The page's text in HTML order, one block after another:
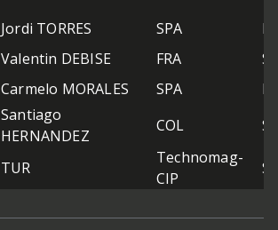
Jordi TORRES SPA
Valentin DEBISE FRA
Carmelo MORALES SPA
Santiago
HERNANDEZ
COL
TUR
Technomag-
CIP